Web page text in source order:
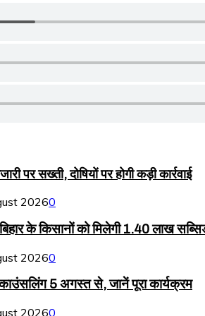
पर सख्ती, दोषियों पर होगी कड़ी कार्रवाई
20260
के किसानों को मिलेगी 1.40 लाख
20260
5 अगस्त से, जानें पूरा कार्यक्रम
20260